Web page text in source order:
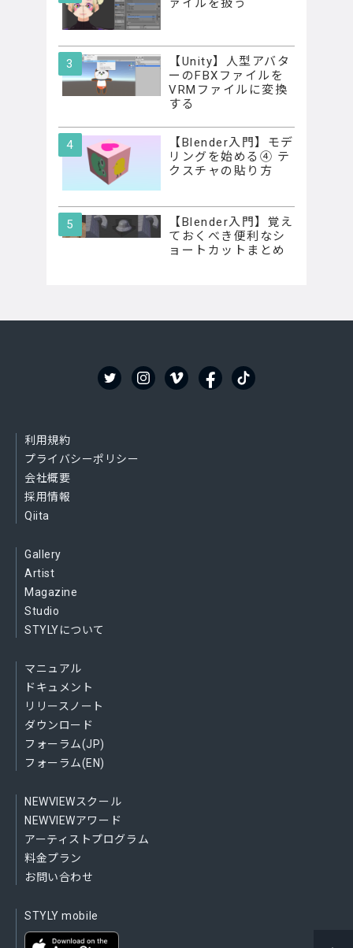
ァイルを扱う
【Unity】人型アバタ
ーのFBXファイルを
VRMファイルに変換
する
【Blender入門】モデ
リングを始める④ テ
クスチャの貼り方
【Blender入門】覚え
ておくべき便利なシ
ョートカットまとめ
利用規約
プライバシーポリシー
会社概要
採用情報
Qiita
Gallery
Artist
Magazine
Studio
STYLYについて
マニュアル
ドキュメント
リリースノート
ダウンロード
フォーラム(JP)
フォーラム(EN)
NEWVIEWスクール
NEWVIEWアワード
アーティストプログラム
料金プラン
お問い合わせ
STYLY mobile